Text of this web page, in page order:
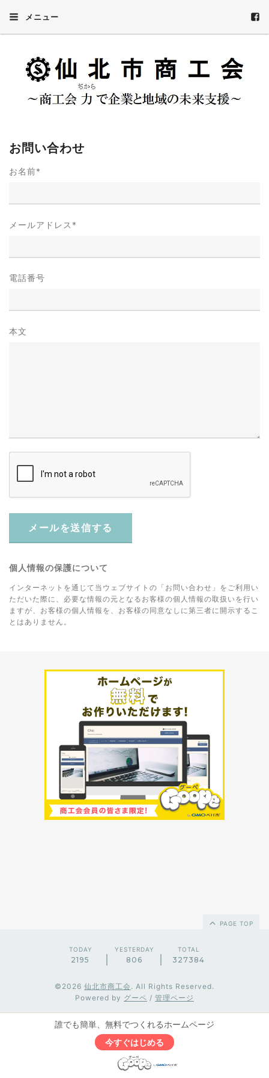
メニュー
お問い合わせ
お名前*
メールアドレス *
電話番号
本文
メールを送信する
個人情報の保護について
インターネットを通じて当ウェブサイトの「お問い合わせ」をご利用い
ただいた際に、必要な情報の元となるお客様の個人情報の取扱いを行い
ますが、お客様の個人情報を、お客様の同意なしに第三者に開示するこ
とはありません。
PAGE TOP
TODAY
2195
YESTERDAY
806
TOTAL
327384
©2026 仙北市商工会. All Rights Reserved.
Powered by グーペ / 管理ページ
誰でも簡単、無料でつくれるホームページ
今すぐはじめる